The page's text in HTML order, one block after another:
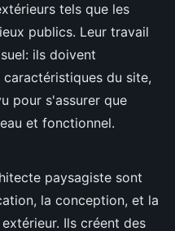
tels que les
publics. Leur travail
ils doivent
du site,
pour s'assurer que
et fonctionnel.
paysagiste sont
la conception, et la
Ils créent des